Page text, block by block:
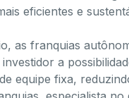
eficientes e
as franquias
a
equipe fixa,